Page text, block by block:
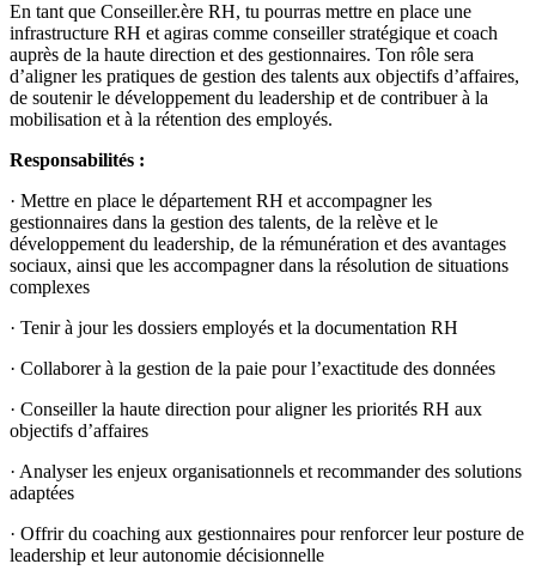
En tant que Conseiller.ère RH, tu pourras mettre en place une
infrastructure RH et agiras comme conseiller stratégique et coach
auprès de la haute direction et des gestionnaires. Ton rôle sera
d’aligner les pratiques de gestion des talents aux objectifs d’affaires,
de soutenir le développement du leadership et de contribuer à la
mobilisation et à la rétention des employés.
Responsabilités :
· Mettre en place le département RH et accompagner les
gestionnaires dans la gestion des talents, de la relève et le
développement du leadership, de la rémunération et des avantages
sociaux, ainsi que les accompagner dans la résolution de situations
complexes
· Tenir à jour les dossiers employés et la documentation RH
· Collaborer à la gestion de la paie pour l’exactitude des données
· Conseiller la haute direction pour aligner les priorités RH aux
objectifs d’affaires
· Analyser les enjeux organisationnels et recommander des solutions
adaptées
· Offrir du coaching aux gestionnaires pour renforcer leur posture de
leadership et leur autonomie décisionnelle